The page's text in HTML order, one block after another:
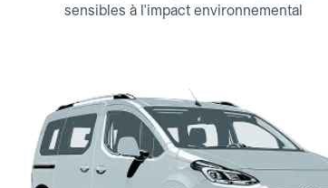
sensibles à l'impact environnemental